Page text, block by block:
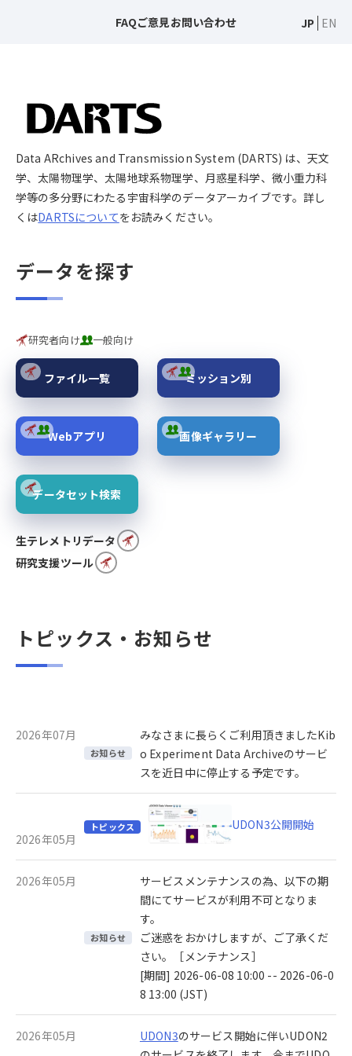
FAQご意見お問い合わせ JP EN
Data ARchives and Transmission System (DARTS) は、天文
学、太陽物理学、太陽地球系物理学、月惑星科学、微小重力科
学等の多分野にわたる宇宙科学のデータアーカイブです。詳し
くはDARTSについてをお読みください。
データを探す
研究者向け 一般向け
ファイル一覧 ミッション別
Webアプリ 画像ギャラリー
データセット検索
生テレメトリデータ
研究支援ツール
トピックス・お知らせ
2026年07月
お知らせ
みなさまに長らくご利用頂きましたKib
o Experiment Data Archiveのサービ
スを近日中に停止する予定です。
2026年05月
トピックス UDON3公開開始
2026年05月
お知らせ
サービスメンテナンスの為、以下の期
間にてサービスが利用不可となりま
す。
ご迷惑をおかけしますが、ご了承くだ
さい。［メンテナンス］
[期間] 2026-06-08 10:00 -- 2026-06-0
8 13:00 (JST)
2026年05月 UDON3のサービス開始に伴いUDON2